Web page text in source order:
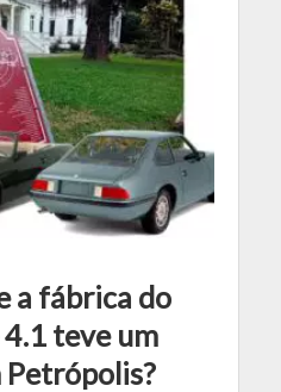
a fábrica do
teve um